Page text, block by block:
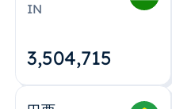
IN
3,504,715